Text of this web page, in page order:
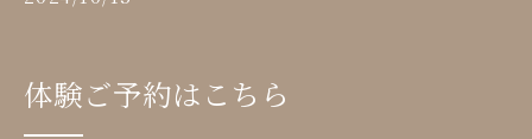
体験ご予約はこちら